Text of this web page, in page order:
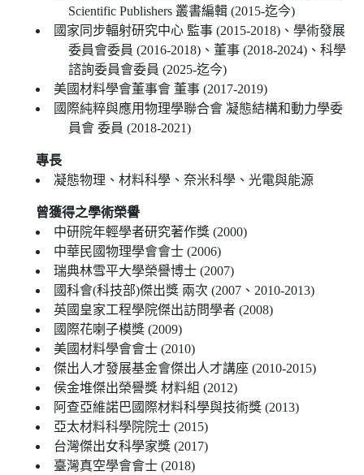
Scientific Publishers 叢書編輯 (2015-迄今)
國家同步輻射研究中心 監事 (2015-2018)、學術發展
委員會委員 (2016-2018)、董事 (2018-2024)、科學
諮詢委員會委員 (2025-迄今)
美國材料學會董事會 董事 (2017-2019)
國際純粹與應用物理學聯合會 凝態結構和動力學委
員會 委員 (2018-2021)
專長
凝態物理、材料科學、奈米科學、光電與能源
曾獲得之學術榮譽
中研院年輕學者研究著作獎 (2000)
中華民國物理學會會士 (2006)
瑞典林雪平大學榮譽博士 (2007)
國科會(科技部)傑出獎 兩次 (2007、2010-2013)
英國皇家工程學院傑出訪問學者 (2008)
國際花喇子模獎 (2009)
美國材料學會會士 (2010)
傑出人才發展基金會傑出人才講座 (2010-2015)
侯金堆傑出榮譽獎 材料組 (2012)
阿查亞維諾巴國際材料科學與技術獎 (2013)
亞太材料科學院院士 (2015)
台灣傑出女科學家獎 (2017)
臺灣真空學會會士 (2018)